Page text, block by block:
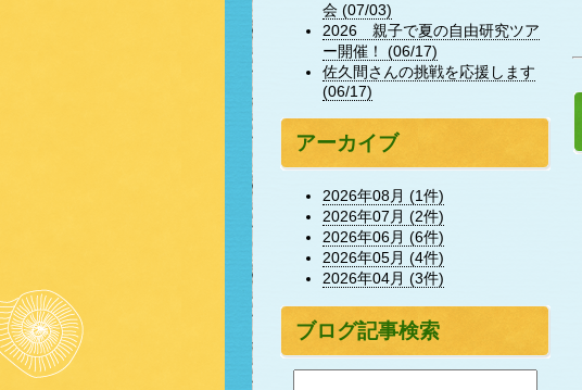
会 (07/03)
2026 親子で夏の自由研究ツア
ー開催！ (06/17)
佐久間さんの挑戦を応援します
(06/17)
アーカイブ
2026年08月 (1件)
2026年07月 (2件)
2026年06月 (6件)
2026年05月 (4件)
2026年04月 (3件)
ブログ記事検索